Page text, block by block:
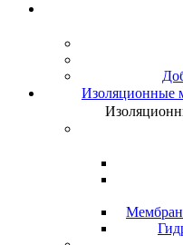
Изоляционные